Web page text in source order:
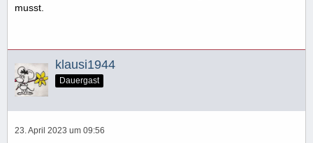
musst.
klausi1944
Dauergast
23. April 2023 um 09:56